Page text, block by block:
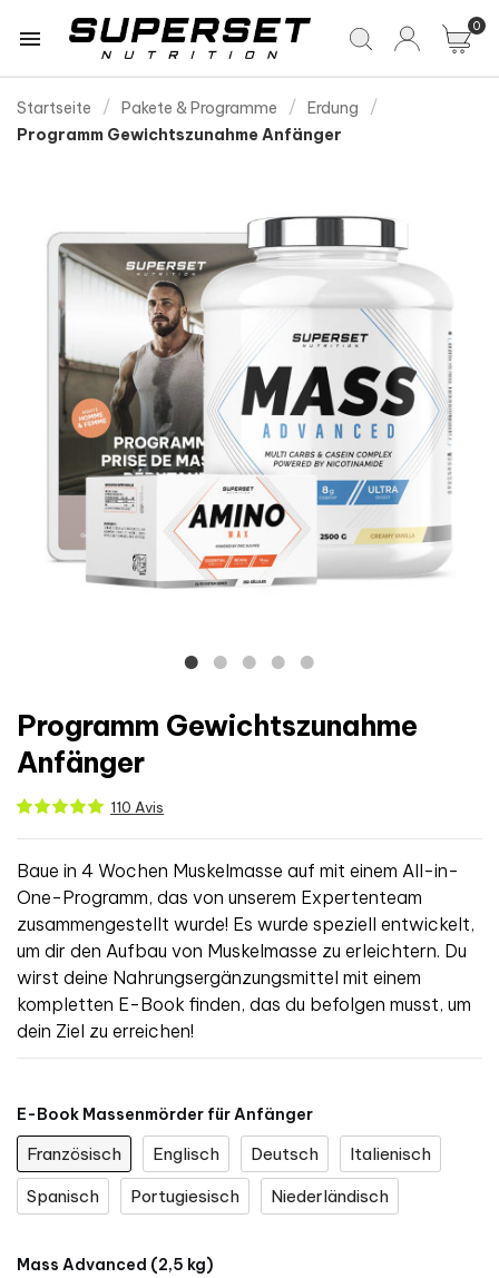
 0
Startseite Pakete & Programme
Erdung
Programm Gewichtszunahme Anfänger
Programm Gewichtszunahme
Anfänger
110 Avis
Baue in 4 Wochen Muskelmasse auf mit einem All-in-
One-Programm, das von unserem Expertenteam
zusammengestellt wurde! Es wurde speziell entwickelt,
um dir den Aufbau von Muskelmasse zu erleichtern. Du
wirst deine Nahrungsergänzungsmittel mit einem
kompletten E-Book finden, das du befolgen musst, um
dein Ziel zu erreichen!
E-Book Massenmörder für Anfänger
Französisch Englisch Deutsch
Italienisch
Spanisch
Portugiesisch Niederländisch
Mass Advanced (2,5 kg)